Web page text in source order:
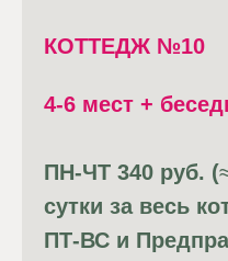
КОТТЕДЖ №10
4-6 мест +
ПН-ЧТ 340 руб. (
сутки за весь
ПТ-ВС и